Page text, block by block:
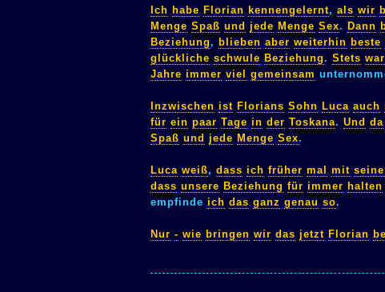
Ich habe Florian kennengelernt, als wir
Menge Spaß und jede Menge Sex. Dann
Beziehung , blieben aber weiterhin beste
glückliche schwule Beziehung. Stets war
Jahre immer viel gemeinsam
Inzwischen ist Florians Sohn Luca auch
für ein paar Tage in der Toskana. Und da
Spaß und jede Menge Sex.
Luca weiß, dass ich früher mal mit
dass unsere Beziehung für immer halten
empfinde ich das ganz genau so.
Nur - wie bringen wir das jetzt Florian